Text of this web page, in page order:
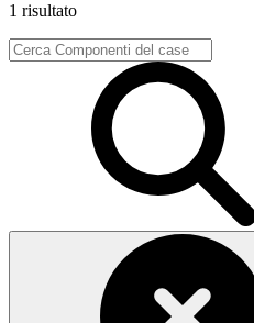
1 risultato